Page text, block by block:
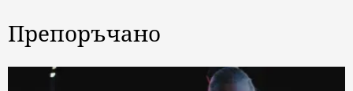
Препоръчано